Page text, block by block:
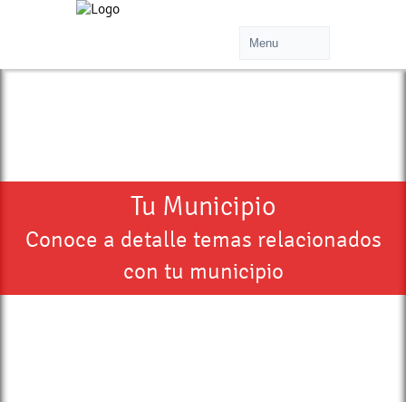
Tu Municipio
Conoce a detalle temas relacionados
con tu municipio